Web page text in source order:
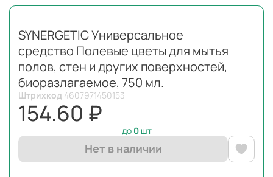
SYNERGETIC Универсальное
средство Полевые цветы для мытья
полов, стен и других поверхностей,
биоразлагаемое, 750 мл.
Штрихкод 4607971450153
154.60 ₽
до 0шт
Нет в наличии